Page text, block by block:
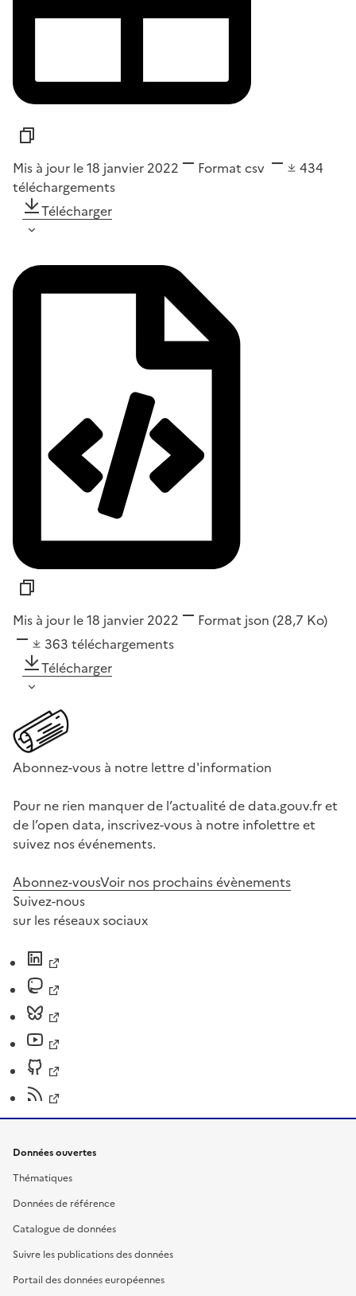
Mis à jour le 18 janvier 2022 Format csv
434
téléchargements
Télécharger
Mis à jour le 18 janvier 2022 Format json (28,7 Ko)
363 téléchargements
Télécharger
Abonnez-vous à notre lettre d'information
Pour ne rien manquer de l’actualité de data.gouv.fr et
de l’open data, inscrivez-vous à notre infolettre et
suivez nos événements.
Abonnez-vousVoir nos prochains évènements
Suivez-nous
sur les réseaux sociaux
Données ouvertes
Thématiques
Données de référence
Catalogue de données
Suivre les publications des données
Portail des données européennes